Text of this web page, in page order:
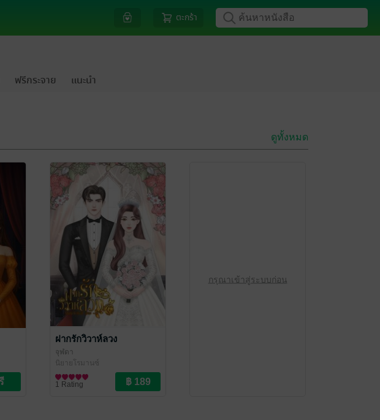
ตะกร้า
ฟรีกระจาย แนะนำ
ดูทั้งหมด
ฝากรักวิวาห์ลวง
จุฬดา
นิยายโรมานซ์
1 Rating
กรุณาเข้าสู่ระบบก่อน